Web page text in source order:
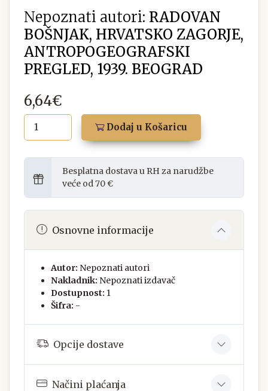
Nepoznati autori: RADOVAN
BOŠNJAK, HRVATSKO ZAGORJE,
ANTROPOGEOGRAFSKI
PREGLED, 1939. BEOGRAD
6,64€
Dodaj u Košaricu
Besplatna dostava u RH za narudžbe
veće od 70 €
Osnovne informacije
Autor: Nepoznati autori
Nakladnik: Nepoznati izdavač
Dostupnost: 1
Šifra: -
Opcije dostave
Načini plaćanja